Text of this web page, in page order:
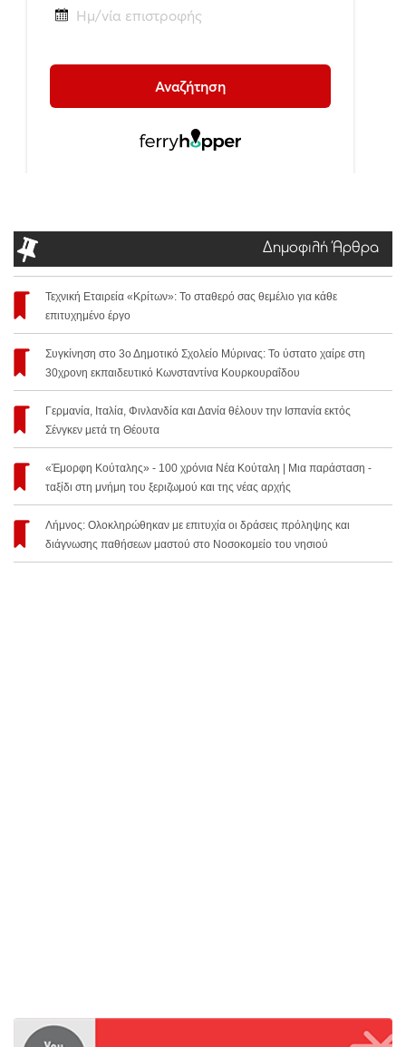
Δημοφιλή Άρθρα
Τεχνική Εταιρεία «Κρίτων»: Το σταθερό σας θεμέλιο για κάθε
επιτυχημένο έργο
Συγκίνηση στο 3ο Δημοτικό Σχολείο Μύρινας: Το ύστατο χαίρε στη
30χρονη εκπαιδευτικό Κωνσταντίνα Κουρκουραΐδου
Γερμανία, Ιταλία, Φινλανδία και Δανία θέλουν την Ισπανία εκτός
Σένγκεν μετά τη Θέουτα
«Έμορφη Κούταλης» - 100 χρόνια Νέα Κούταλη | Μια παράσταση -
ταξίδι στη μνήμη του ξεριζωμού και της νέας αρχής
Λήμνος: Ολοκληρώθηκαν με επιτυχία οι δράσεις πρόληψης και
διάγνωσης παθήσεων μαστού στο Νοσοκομείο του νησιού